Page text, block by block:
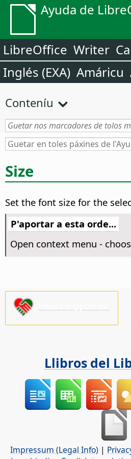
Ayuda de
LibreOffice Writer
Inglés (EXA) Amáricu
Conteníu
Size
Set the font size for the
P'aportar a esta orde...
Open context menu -
Llibros del
Impressum (Legal Info) |